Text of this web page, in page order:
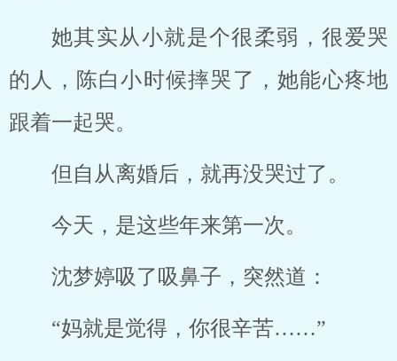
她其实从小就是个很柔弱，很爱哭
的人，陈白小时候摔哭了，她能心疼地
跟着一起哭。
但自从离婚后，就再没哭过了。
今天，是这些年来第一次。
沈梦婷吸了吸鼻子，突然道：
“妈就是觉得，你很辛苦……”